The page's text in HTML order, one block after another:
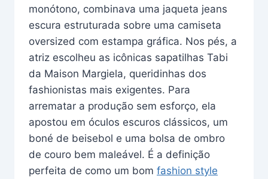
monótono, combinava uma jaqueta jeans
escura estruturada sobre uma camiseta
oversized com estampa gráfica. Nos pés, a
atriz escolheu as icônicas sapatilhas Tabi
da Maison Margiela, queridinhas dos
fashionistas mais exigentes. Para
arrematar a produção sem esforço, ela
apostou em óculos escuros clássicos, um
boné de beisebol e uma bolsa de ombro
de couro bem maleável. É a definição
perfeita de como um bom fashion style